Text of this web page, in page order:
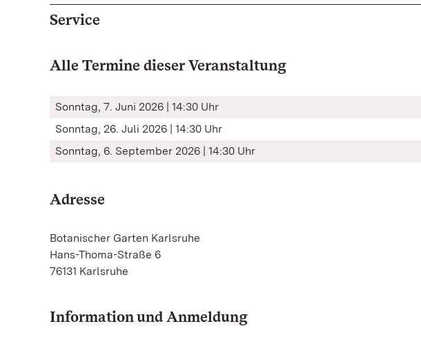
Service
Alle Termine dieser Veranstaltung
Sonntag, 7. Juni 2026 | 14:30 Uhr
Sonntag, 26. Juli 2026 | 14:30 Uhr
Sonntag, 6. September 2026 | 14:30 Uhr
Adresse
Botanischer Garten Karlsruhe
Hans-Thoma-Straße 6
76131 Karlsruhe
Information und Anmeldung